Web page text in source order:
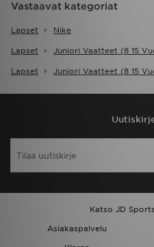
Vastaavat kategoriat
Lapset Nike
Lapset Juniori Vaatteet (8 15
Lapset Juniori Vaatteet (8 15
Katso JD
Asiakaspalvelu